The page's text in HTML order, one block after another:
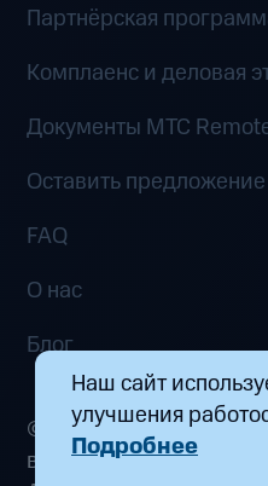
Наш сайт
улучшения
Подробнее
Партнёрская
Комплаенс и деловая
Документы MTC
Оставить
FAQ
О нас
Блог
© 2026 ООО
вычислений». Все